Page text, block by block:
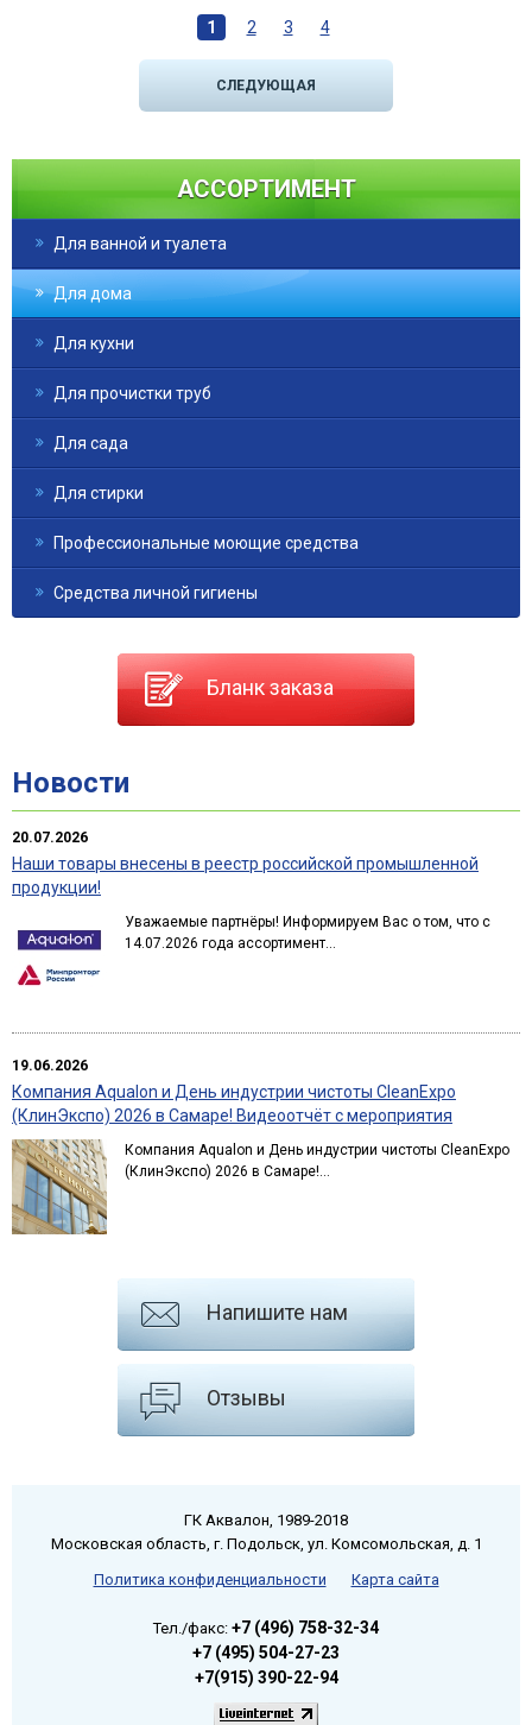
н
и
ы
1 2 3 4
СЛЕДУЮЩАЯ
АССОРТИМЕНТ
Для ванной и туалета
Для дома
Для кухни
Для прочистки труб
Для сада
Для стирки
Профессиональные моющие средства
Средства личной гигиены
Бланк заказа
Новости
20.07.2026
Наши товары внесены в реестр российской промышленной
продукции!
Уважаемые партнёры! Информируем Вас о том, что с
14.07.2026 года ассортимент...
19.06.2026
Компания Aqualon и День индустрии чистоты CleanExpo
(КлинЭкспо) 2026 в Самаре! Видеоотчёт с мероприятия
Компания Aqualon и День индустрии чистоты CleanExpo
(КлинЭкспо) 2026 в Самаре!...
Напишите нам
Отзывы
ГК Аквалон, 1989-2018
Московская область, г. Подольск, ул. Комсомольская, д. 1
Политика конфиденциальности
Карта сайта
Тел./факс: +7 (496) 758-32-34
+7 (495) 504-27-23
+7(915) 390-22-94